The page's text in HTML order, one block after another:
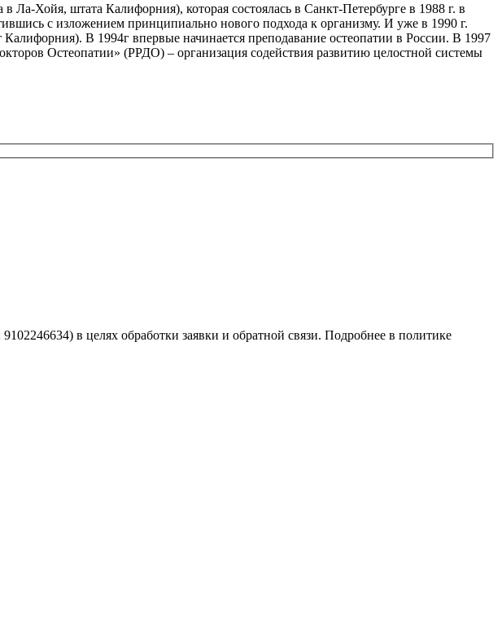
Ла-Хойя, штата Калифорния), которая состоялась в Санкт-Петербурге в 1988 г. в
с изложением принципиально нового подхода к организму. И уже в 1990 г.
В 1994г впервые начинается преподавание остеопатии в России. В 1997
Остеопатии» (РРДО) – организация содействия развитию целостной системы
в целях обработки заявки и обратной связи. Подробнее в политике